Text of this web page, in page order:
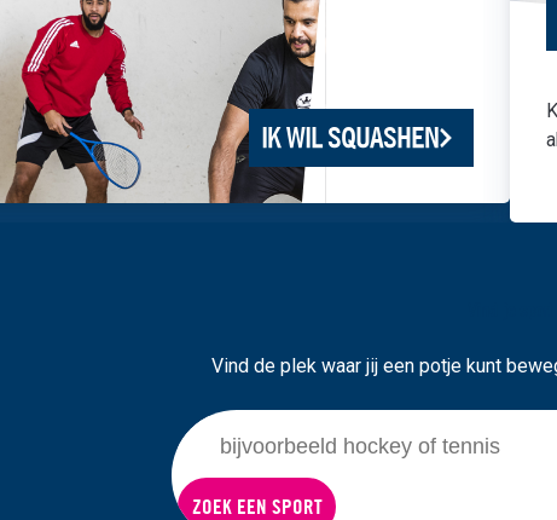
IK WIL SQUASHEN
Vind de plek waar jij een potje kunt
ZOEK EEN SPORT